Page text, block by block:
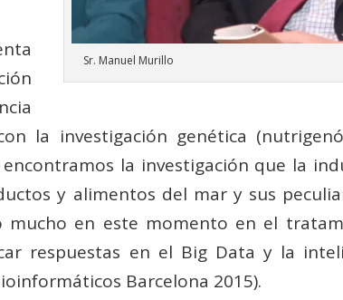
Sr. Manuel Murillo
la investigación genética
la investigación que la
y alimentos del mar y sus
en este momento en el
respuestas en el Big Data y la
Barcelona 2015).